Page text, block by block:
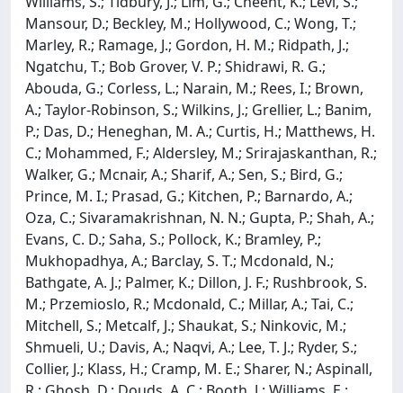
Mansour, D.; Beckley, M.; Hollywood, C.; Wong, T.;
Marley, R.; Ramage, J.; Gordon, H. M.; Ridpath, J.;
Ngatchu, T.; Bob Grover, V. P.; Shidrawi, R. G.;
Abouda, G.; Corless, L.; Narain, M.; Rees, I.; Brown,
A.; Taylor-Robinson, S.; Wilkins, J.; Grellier, L.; Banim,
P.; Das, D.; Heneghan, M. A.; Curtis, H.; Matthews, H.
C.; Mohammed, F.; Aldersley, M.; Srirajaskanthan, R.;
Walker, G.; Mcnair, A.; Sharif, A.; Sen, S.; Bird, G.;
Prince, M. I.; Prasad, G.; Kitchen, P.; Barnardo, A.;
Oza, C.; Sivaramakrishnan, N. N.; Gupta, P.; Shah, A.;
Evans, C. D.; Saha, S.; Pollock, K.; Bramley, P.;
Mukhopadhya, A.; Barclay, S. T.; Mcdonald, N.;
Bathgate, A. J.; Palmer, K.; Dillon, J. F.; Rushbrook, S.
M.; Przemioslo, R.; Mcdonald, C.; Millar, A.; Tai, C.;
Mitchell, S.; Metcalf, J.; Shaukat, S.; Ninkovic, M.;
Shmueli, U.; Davis, A.; Naqvi, A.; Lee, T. J.; Ryder, S.;
Collier, J.; Klass, H.; Cramp, M. E.; Sharer, N.; Aspinall,